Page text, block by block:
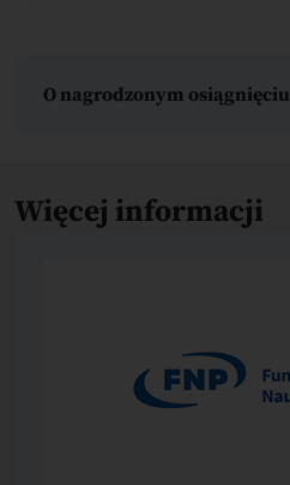
O nagrodzonym osiągnięciu
Więcej informacji